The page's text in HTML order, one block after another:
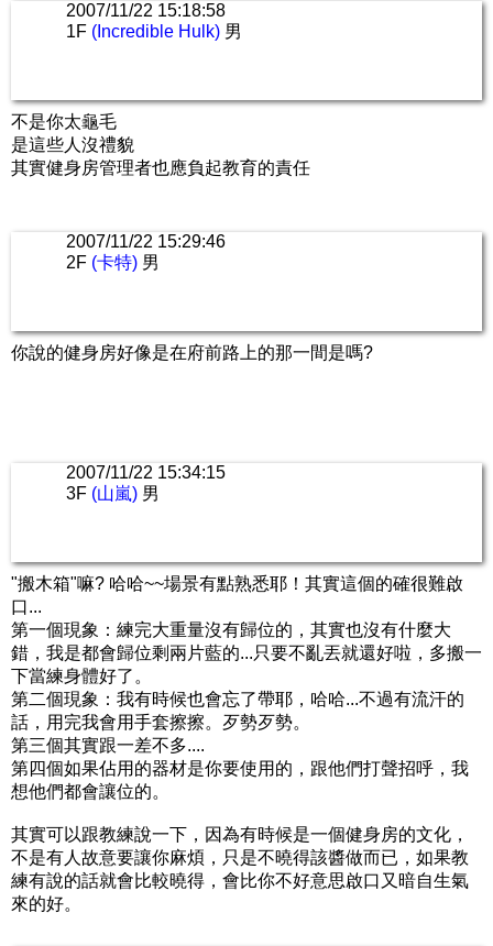
2007/11/22 15:18:58
1F (Incredible Hulk) 男
不是你太龜毛
是這些人沒禮貌
其實健身房管理者也應負起教育的責任
2007/11/22 15:29:46
2F (卡特) 男
你說的健身房好像是在府前路上的那一間是嗎?
2007/11/22 15:34:15
3F (山嵐) 男
"搬木箱"嘛? 哈哈~~場景有點熟悉耶！其實這個的確很難啟
口...
第一個現象：練完大重量沒有歸位的，其實也沒有什麼大
錯，我是都會歸位剩兩片藍的...只要不亂丟就還好啦，多搬一
下當練身體好了。
第二個現象：我有時候也會忘了帶耶，哈哈...不過有流汗的
話，用完我會用手套擦擦。歹勢歹勢。
第三個其實跟一差不多....
第四個如果佔用的器材是你要使用的，跟他們打聲招呼，我
想他們都會讓位的。
其實可以跟教練說一下，因為有時候是一個健身房的文化，
不是有人故意要讓你麻煩，只是不曉得該醬做而已，如果教
練有說的話就會比較曉得，會比你不好意思啟口又暗自生氣
來的好。